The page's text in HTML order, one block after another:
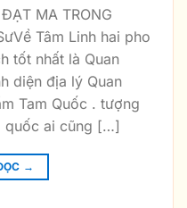
MA TRONG
Tâm Linh hai pho
tốt nhất là Quan
diện địa lý Quan
Tam Quốc . tượng
quốc ai cũng […]
→